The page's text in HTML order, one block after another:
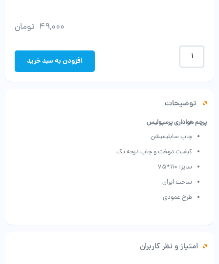
49,000 تومان
پرچم
پرسپولیس
عدد
افزودن به سبد خرید
توضیحات
پرچم هواداری پرسپولیس
چاپ سابلیمیشن
کیفیت دوخت و چاپ درجه یک
سایز: 110*75
ساخت ایران
طرح عمودی
امتیاز و نظر کاربران